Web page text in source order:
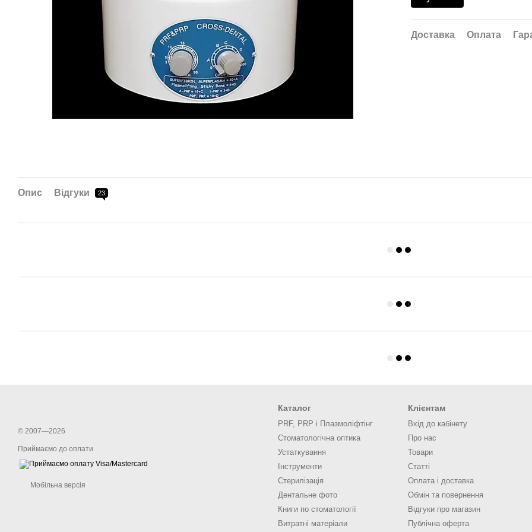
Доставка Оплата
Опис Відгуки 23
© 2007—2026
Приймаємо до оплати
Мобільна версія
Каталог
PRF, PRP і Плазмоліфтінг
Стоматологічна оптика
Устаткування
Інструменти
Стерилізація
Дентальне фото
Книги по стоматології
Витратні матеріали
Клієнтам
Вхід до кабінету
Про нас
Товари
Статті
Оплата і доставка
Обмін та повернення
Відгуки про магазин
Публічна оферта